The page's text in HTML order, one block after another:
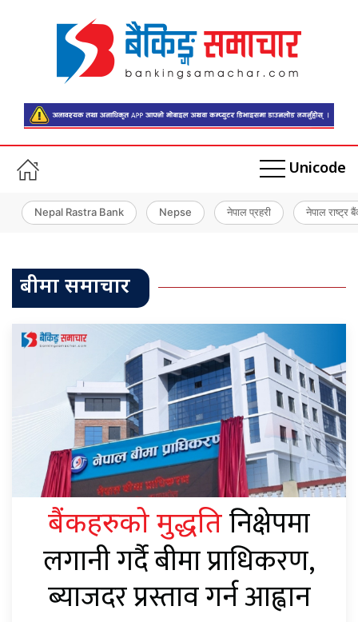
Unicode
Nepal Rastra Bank Nepse नेपाल प्रहरी नेपाल राष्ट्र
बीमा समाचार
बैंकहरुको मुद्धतिनिक्षेपमा
लगानी गर्दै बीमा प्राधिकरण,
ब्याजदर प्रस्ताव गर्न आह्वान